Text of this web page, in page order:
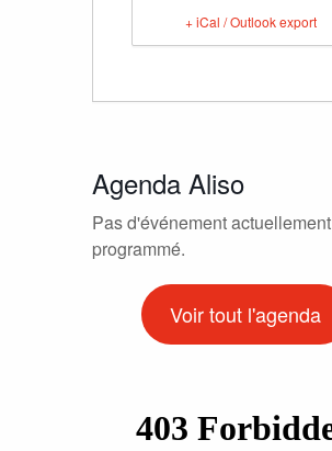
+ iCal / Outlook export
Agenda Aliso
Pas d'événement actuellement
programmé.
Voir tout l'agenda